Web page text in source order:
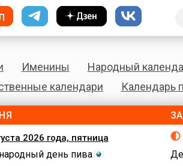
Именины Народный
календари
Календарь
2026 года, пятница
день пива